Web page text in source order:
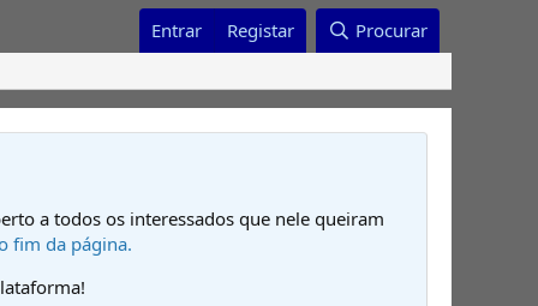
Entrar Registar Procurar
a todos os interessados que nele queiram
fim da página.